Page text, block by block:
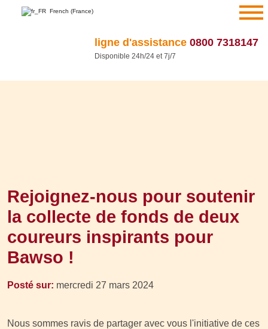
French (France)
ligne d'assistance 0800 7318147
Disponible 24h/24 et 7j/7
Rejoignez-nous pour soutenir
la collecte de fonds de deux
coureurs inspirants pour
Bawso !
Posté sur: mercredi 27 mars 2024
Nous sommes ravis de partager avec vous l'initiative de ces